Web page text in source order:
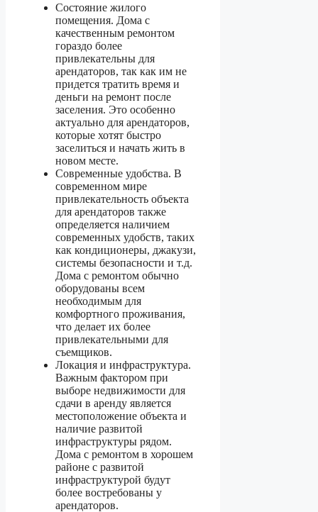
Состояние жилого
помещения. Дома с
качественным ремонтом
гораздо более
привлекательны для
арендаторов, так как им не
придется тратить время и
деньги на ремонт после
заселения. Это особенно
актуально для арендаторов,
которые хотят быстро
заселиться и начать жить в
новом месте.
Современные удобства. В
современном мире
привлекательность объекта
для арендаторов также
определяется наличием
современных удобств, таких
как кондиционеры, джакузи,
системы безопасности и т.д.
Дома с ремонтом обычно
оборудованы всем
необходимым для
комфортного проживания,
что делает их более
привлекательными для
съемщиков.
Локация и инфраструктура.
Важным фактором при
выборе недвижимости для
сдачи в аренду является
местоположение объекта и
наличие развитой
инфраструктуры рядом.
Дома с ремонтом в хорошем
районе с развитой
инфраструктурой будут
более востребованы у
арендаторов.